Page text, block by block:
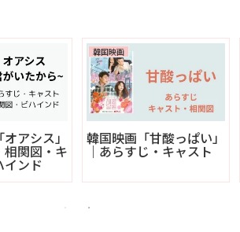
アシス」
相関図・キ
インド
韓国映画
韓国映画「甘酸っぱい」
｜あらすじ・キャスト